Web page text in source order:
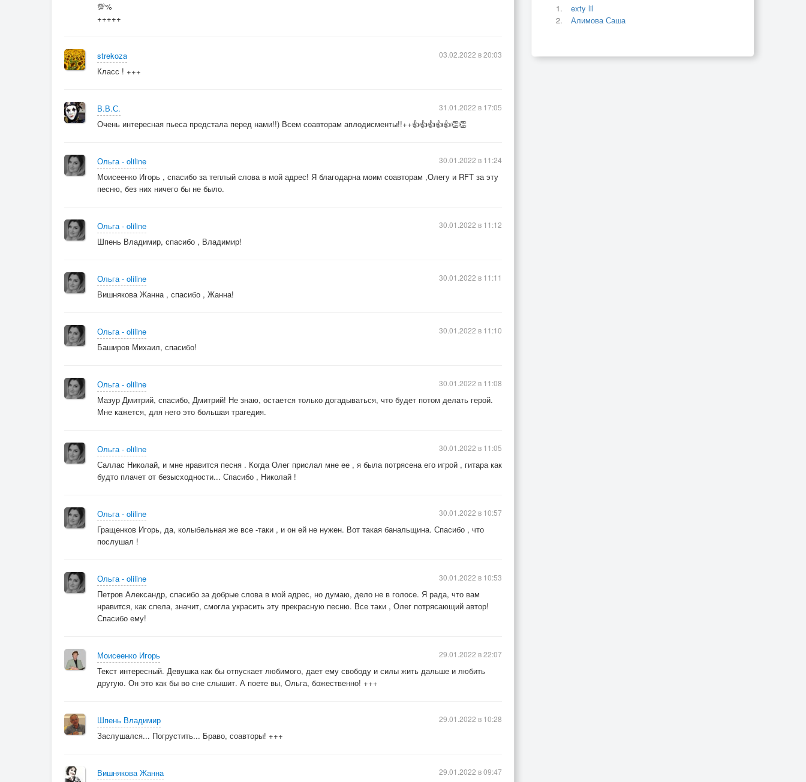
💯%
+++++
strekoza
Класс ! +++
03.02.2022 в 20:03
В.В.С.
Очень интересная пьеса предстала перед нами!!) Всем соавторам аплодисменты!!++👍👍👍👍👍👏👏
31.01.2022 в 17:05
Ольга - oliline
Моисеенко Игорь , спасибо за теплый слова в мой адрес! Я благодарна моим соавторам ,Олегу и RFT за эту
песню, без них ничего бы не было.
30.01.2022 в 11:24
Ольга - oliline
Шпень Владимир, спасибо , Владимир!
30.01.2022 в 11:12
Ольга - oliline
Вишнякова Жанна , спасибо , Жанна!
30.01.2022 в 11:11
Ольга - oliline
Баширов Михаил, спасибо!
30.01.2022 в 11:10
Ольга - oliline
Мазур Дмитрий, спасибо, Дмитрий! Не знаю, остается только догадываться, что будет потом делать герой.
Мне кажется, для него это большая трагедия.
30.01.2022 в 11:08
Ольга - oliline
Саллас Николай, и мне нравится песня . Когда Олег прислал мне ее , я была потрясена его игрой , гитара как
будто плачет от безысходности... Спасибо , Николай !
30.01.2022 в 11:05
Ольга - oliline
Гращенков Игорь, да, колыбельная же все -таки , и он ей не нужен. Вот такая банальщина. Спасибо , что
послушал !
30.01.2022 в 10:57
Ольга - oliline
Петров Александр, спасибо за добрые слова в мой адрес, но думаю, дело не в голосе. Я рада, что вам
нравится, как спела, значит, смогла украсить эту прекрасную песню. Все таки , Олег потрясающий автор!
Спасибо ему!
30.01.2022 в 10:53
Моисеенко Игорь
Текст интересный. Девушка как бы отпускает любимого, дает ему свободу и силы жить дальше и любить
другую. Он это как бы во сне слышит. А поете вы, Ольга, божественно! +++
29.01.2022 в 22:07
Шпень Владимир
Заслушался... Погрустить... Браво, соавторы! +++
29.01.2022 в 10:28
Вишнякова Жанна
29.01.2022 в 09:47
exty lil
Алимова Саша